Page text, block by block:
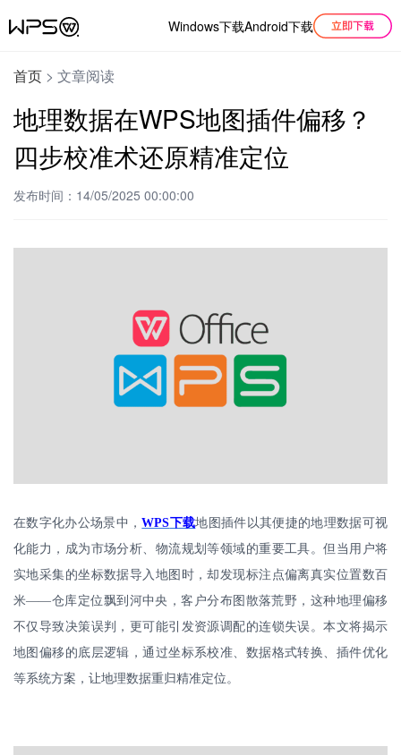
Windows下载Android下载
首页 > 文章阅读
地理数据在WPS地图插件偏移？
四步校准术还原精准定位
发布时间：14/05/2025 00:00:00
在数字化办公场景中，WPS下载地图插件以其便捷的地理数据可视
化能力，成为市场分析、物流规划等领域的重要工具。但当用户将
实地采集的坐标数据导入地图时，却发现标注点偏离真实位置数百
米——仓库定位飘到河中央，客户分布图散落荒野，这种地理偏移
不仅导致决策误判，更可能引发资源调配的连锁失误。本文将揭示
地图偏移的底层逻辑，通过坐标系校准、数据格式转换、插件优化
等系统方案，让地理数据重归精准定位。